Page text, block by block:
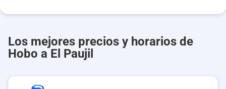
Los mejores precios y horarios de
Hobo a El Paujil